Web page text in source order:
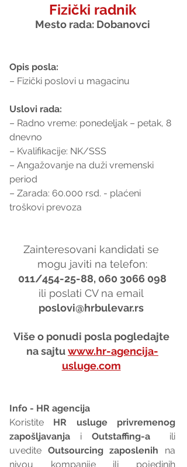
Fizički radnik
Mesto rada: Dobanovci
Opis posla:
– Fizički poslovi u magacinu
Uslovi rada:
– Radno vreme: ponedeljak – petak, 8
dnevno
– Kvalifikacije: NK/SSS
– Angažovanje na duži vremenski
period
– Zarada: 60.000 rsd. - plaćeni
troškovi prevoza
Zainteresovani kandidati se
mogu javiti na telefon:
011/454-25-88, 060 3066 098
ili poslati CV na email
poslovi@hrbulevar.rs
Više o ponudi posla pogledajte
na sajtu www.hr-agencija-
usluge.com
Info - HR agencija
Koristite HR usluge privremenog
zapošljavanja i Outstaffing-a
  ili
uvedite Outsourcing zaposlenih na
nivou kompanije ili pojedinih